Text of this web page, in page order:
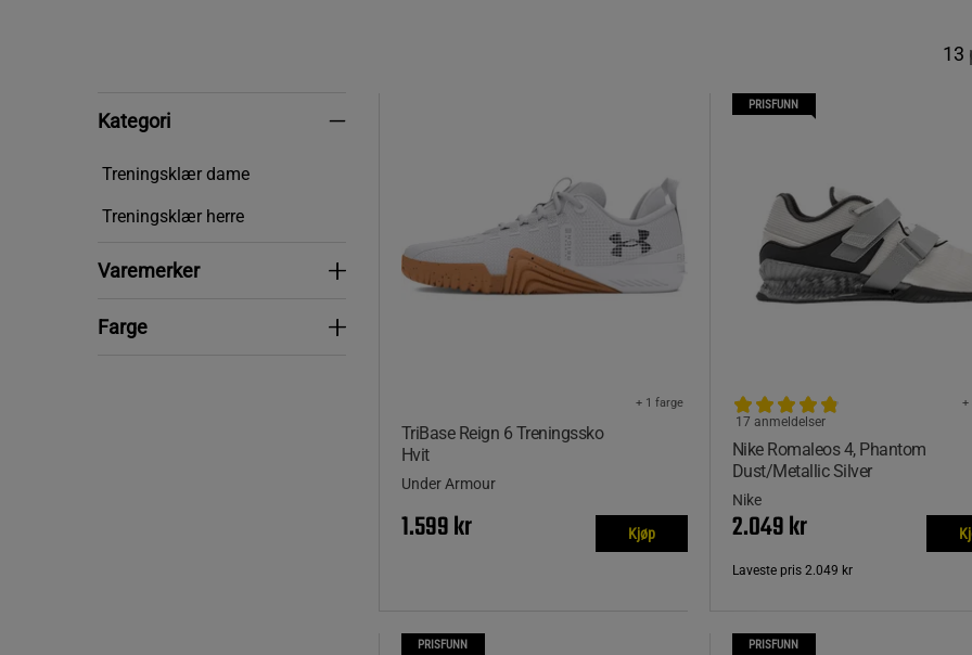
13
KategoriKategori
Treningsklær dame
Treningsklær herre
VaremerkerVaremerker
FargeFarge
TriBase Reign 6 Treningssko
Hvit
+ 1 farge
Under Armour
1.599 kr Kjøp
PRISFUNN
Nike Romaleos 4, Phantom
Dust/Metallic Silver
+
17 anmeldelser
Nike
2.049 kr
Laveste pris 2.049 kr
PRISFUNN PRISFUNN